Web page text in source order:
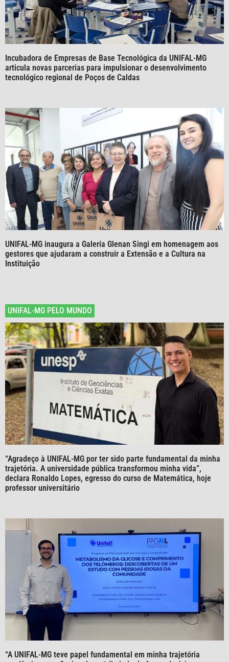
Incubadora de Empresas de Base Tecnológica da UNIFAL-MG
articula novas parcerias para impulsionar o desenvolvimento
tecnológico regional de Poços de Caldas
UNIFAL-MG inaugura a Galeria Glenan Singi em homenagem aos
gestores que ajudaram a construir a Extensão e a Cultura na
Instituição
UNIFAL-MG PELO MUNDO
“Agradeço à UNIFAL-MG por ter sido parte fundamental da minha
trajetória. A universidade pública transformou minha vida”,
declara Ronaldo Lopes, egresso do curso de Matemática, hoje
professor universitário
“A UNIFAL-MG teve papel fundamental em minha trajetória